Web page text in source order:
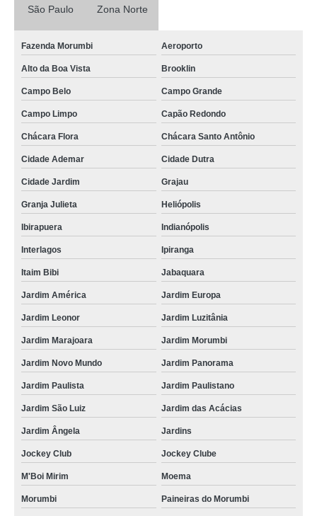
São Paulo Zona Norte
Fazenda Morumbi Aeroporto
Alto da Boa Vista Brooklin
Campo Belo Campo Grande
Campo Limpo Capão Redondo
Chácara Flora Chácara Santo Antônio
Cidade Ademar Cidade Dutra
Cidade Jardim Grajau
Granja Julieta Heliópolis
Ibirapuera Indianópolis
Interlagos Ipiranga
Itaim Bibi Jabaquara
Jardim América Jardim Europa
Jardim Leonor Jardim Luzitânia
Jardim Marajoara Jardim Morumbi
Jardim Novo Mundo Jardim Panorama
Jardim Paulista Jardim Paulistano
Jardim São Luiz Jardim das Acácias
Jardim Ângela Jardins
Jockey Club Jockey Clube
M'Boi Mirim Moema
Morumbi Paineiras do Morumbi